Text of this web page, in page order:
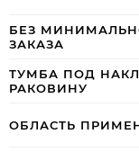
БЕЗ
ЗАКАЗА
ТУМБА ПОД
РАКОВИНУ
ОБЛАСТЬ